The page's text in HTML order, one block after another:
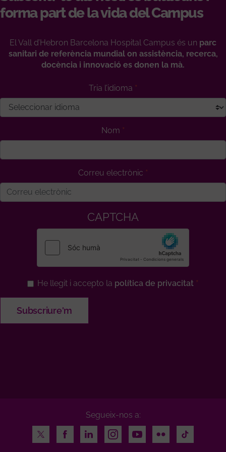
forma part de la vida del Campus
El Vall d’Hebron Barcelona Hospital Campus és un parc
sanitari de referència mundial on assistència, recerca,
docència i innovació es donen la mà.
Tria l’idioma
Nom
Correu electrònic
CAPTCHA
He llegit i accepto la política de privacitat
Segueix-nos a:
Twitter
FacebookLinkedInInstagramYoutubeFlickr TikTok